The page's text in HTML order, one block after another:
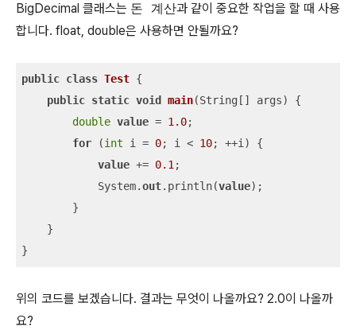
BigDecimal 클래스는 돈 계산과 같이 중요한 작업을 할 때 사용
합니다. float, double은 사용하면 안될까요?
public class Test {
public static void main(String[] args)
{
double value = 1.0;
for (int i = 0; i < 10; ++i) {
value += 0.1;
            System.
out.println(value);
        }
    }
}
위의 코드를 보겠습니다. 결과는 무엇이 나올까요? 2.0이 나올까
요?